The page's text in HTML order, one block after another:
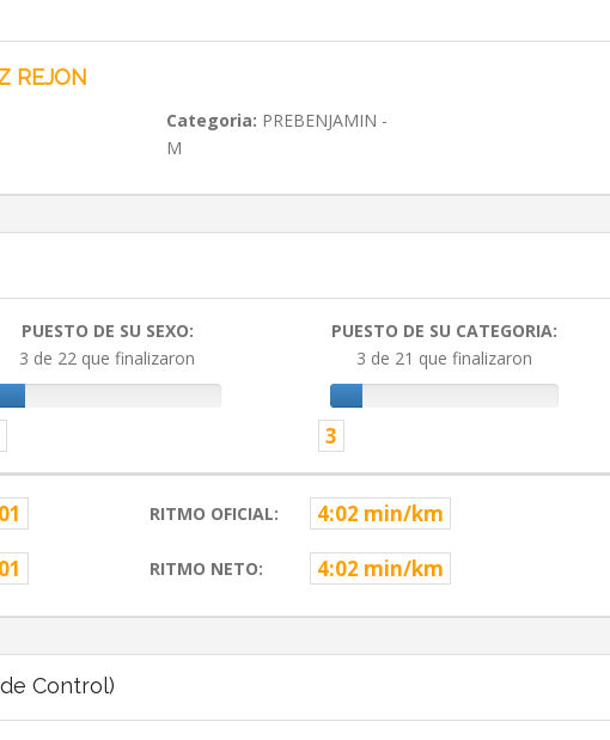
REJON
Categoria: PREBENJAMIN -
M
PUESTO DE SU SEXO:
3 de 22 que finalizaron
PUESTO DE SU CATEGORIA:
3 de 21 que finalizaron
3
RITMO OFICIAL: 4:02 min/km
RITMO NETO: 4:02 min/km
Control)